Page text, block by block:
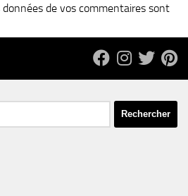
de vos commentaires sont